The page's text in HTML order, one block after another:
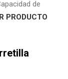
de
PRODUCTO